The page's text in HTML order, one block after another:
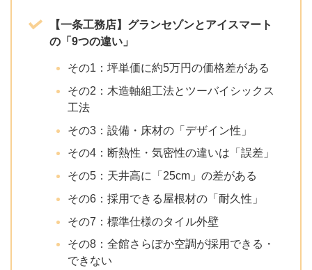
【一条工務店】グランセゾンとアイスマート
の「9つの違い」
その1：坪単価に約5万円の価格差がある
その2：木造軸組工法とツーバイシックス
工法
その3：設備・床材の「デザイン性」
その4：断熱性・気密性の違いは「誤差」
その5：天井高に「25cm」の差がある
その6：採用できる屋根材の「耐久性」
その7：標準仕様のタイル外壁
その8：全館さらぽか空調が採用できる・
できない